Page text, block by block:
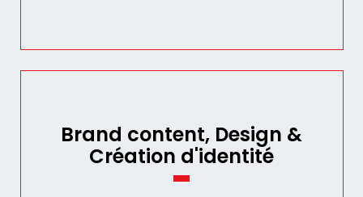
Brand content, Design &
Création d'identité